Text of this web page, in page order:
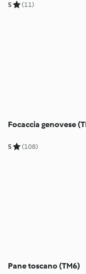
5 (11)
Focaccia genovese
5 (108)
Pane toscano (TM6)